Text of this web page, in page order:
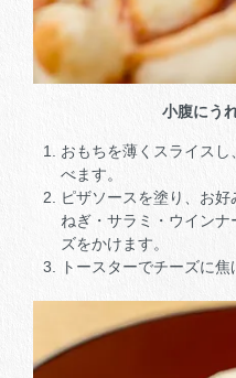
小腹にう
おもちを薄くスライス
べます。
ピザソースを塗り、お
ねぎ・サラミ・ウイン
ズをかけます。
トースターでチーズに焦